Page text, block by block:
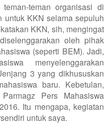
teman organisasi di
untuk KKN selama sepuluh
KKN, sih, mengingat
oleh pihak
(seperti BEM). Jadi,
menyelenggarakan
3 yang dikhususkan
baru. Kebetulan,
Pers Mahasiswa
Itu mengapa, kegiatan
untuk saya.